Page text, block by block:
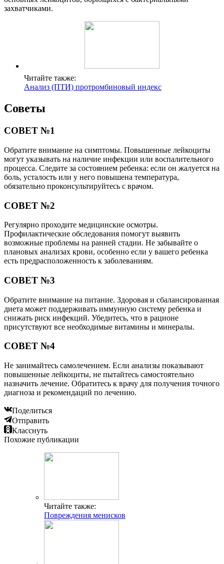
захватчиками.
Читайте также:
Анализ (ПТИ) протромбиновый индекс
Советы
СОВЕТ №1
Обратите внимание на симптомы. Повышенные лейкоциты
могут указывать на наличие инфекции или воспалительного
процесса. Следите за состоянием ребенка: если он жалуется на
боль, усталость или у него повышена температура,
обязательно проконсультируйтесь с врачом.
СОВЕТ №2
Регулярно проходите медицинские осмотры.
Профилактические обследования помогут выявить
возможные проблемы на ранней стадии. Не забывайте о
плановых анализах крови, особенно если у вашего ребенка
есть предрасположенность к заболеваниям.
СОВЕТ №3
Обратите внимание на питание. Здоровая и сбалансированная
диета может поддерживать иммунную систему ребенка и
снижать риск инфекций. Убедитесь, что в рационе
присутствуют все необходимые витамины и минералы.
СОВЕТ №4
Не занимайтесь самолечением. Если анализы показывают
повышенные лейкоциты, не пытайтесь самостоятельно
назначить лечение. Обратитесь к врачу для получения точного
диагноза и рекомендаций по лечению.
Поделиться
Отправить
Класснуть
Похожие публикации
Читайте также:
Повреждения менисков